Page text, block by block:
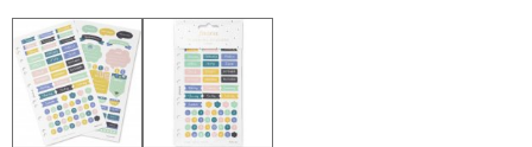
Rozměry: 95 x 2 x 164mm
Formát: Osobní
Seskupení barev: Motiv